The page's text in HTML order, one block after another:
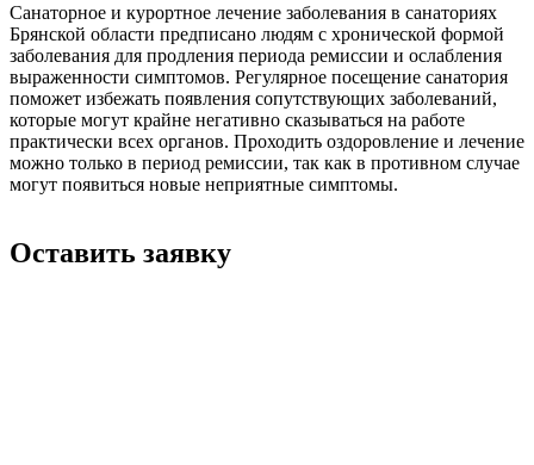
Санаторное и курортное лечение заболевания в санаториях
Брянской области предписано людям с хронической формой
заболевания для продления периода ремиссии и ослабления
выраженности симптомов. Регулярное посещение санатория
поможет избежать появления сопутствующих заболеваний,
которые могут крайне негативно сказываться на работе
практически всех органов. Проходить оздоровление и лечение
можно только в период ремиссии, так как в противном случае
могут появиться новые неприятные симптомы.
Оставить заявку